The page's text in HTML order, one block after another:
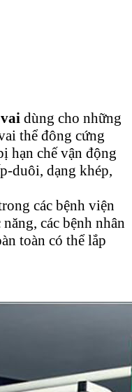
dùng cho những
thể đông cứng
hạn chế vận động
duôi, dạng khép,
các bệnh viện
các bệnh nhân
toàn có thể lắp